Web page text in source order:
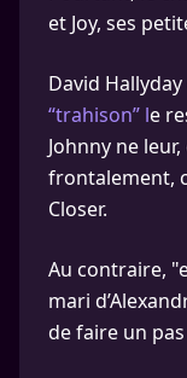
et Joy, ses
David
“trahison” le
Johnny ne
frontalement,
Closer.
Au contraire,
mari
de faire un